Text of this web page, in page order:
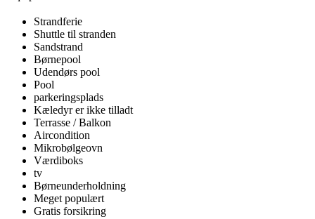
Strandferie
Shuttle til stranden
Sandstrand
Børnepool
Udendørs pool
Pool
parkeringsplads
Kæledyr er ikke tilladt
Terrasse / Balkon
Aircondition
Mikrobølgeovn
Værdiboks
tv
Børneunderholdning
Meget populært
Gratis forsikring